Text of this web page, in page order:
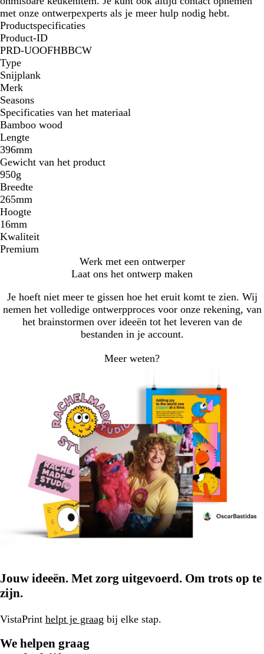
met onze ontwerpexperts als je meer hulp nodig hebt.
Productspecificaties
Product-ID
PRD-UOOFHBBCW
Type
Snijplank
Merk
Seasons
Specificaties van het materiaal
Bamboo wood
Lengte
396mm
Gewicht van het product
950g
Breedte
265mm
Hoogte
16mm
Kwaliteit
Premium
Werk met een ontwerper
Laat ons het ontwerp maken
Je hoeft niet meer te gissen hoe het eruit komt te zien. Wij
nemen het volledige ontwerpproces voor onze rekening, van
het brainstormen over ideeën tot het leveren van de
bestanden in je account.
Meer weten?
Jouw ideeën. Met zorg uitgevoerd. Om trots op te
zijn.
VistaPrint helpt je graag bij elke stap.
We helpen graag